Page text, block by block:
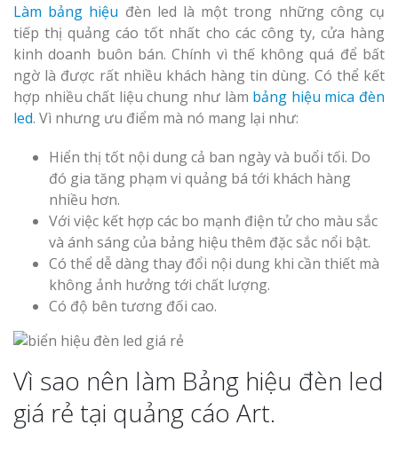
Làm bảng hiệu đèn led là một trong những công cụ
tiếp thị quảng cáo tốt nhất cho các công ty, cửa hàng
kinh doanh buôn bán. Chính vì thế không quá để bất
ngờ là được rất nhiều khách hàng tin dùng. Có thể kết
hợp nhiều chất liệu chung như làm bảng hiệu mica đèn
led. Vì nhưng ưu điểm mà nó mang lại như:
Hiển thị tốt nội dung cả ban ngày và buổi tối. Do
đó gia tăng phạm vi quảng bá tới khách hàng
nhiều hơn.
Với việc kết hợp các bo mạnh điện tử cho màu sắc
và ánh sáng của bảng hiệu thêm đặc sắc nổi bật.
Có thể dễ dàng thay đổi nội dung khi cần thiết mà
không ảnh hưởng tới chất lượng.
Có độ bên tương đối cao.
Vì sao nên làm Bảng hiệu đèn led
giá rẻ tại quảng cáo Art.